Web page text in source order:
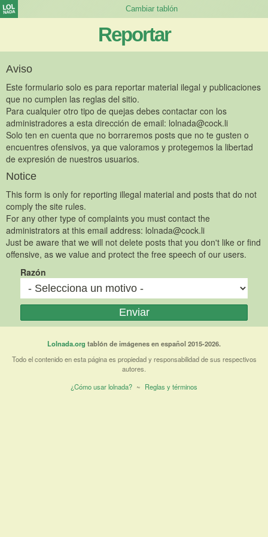
Reportar
Aviso
Este formulario solo es para reportar material ilegal y publicaciones
que no cumplen las reglas del sitio.
Para cualquier otro tipo de quejas debes contactar con los
administradores a esta dirección de email: lolnada@cock.li
Solo ten en cuenta que no borraremos posts que no te gusten o
encuentres ofensivos, ya que valoramos y protegemos la libertad
de expresión de nuestros usuarios.
Notice
This form is only for reporting illegal material and posts that do not
comply the site rules.
For any other type of complaints you must contact the
administrators at this email address: lolnada@cock.li
Just be aware that we will not delete posts that you don't like or find
offensive, as we value and protect the free speech of our users.
Razón
Lolnada.org tablón de imágenes en español 2015-2026.
Todo el contenido en esta página es propiedad y responsabilidad de sus respectivos
autores.
¿Cómo usar lolnada? ~ Reglas y términos